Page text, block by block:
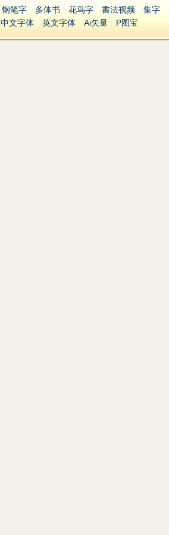
钢笔字 多体书 花鸟字 書法视频
集字
中文字体 英文字体 Ai矢量
P图宝